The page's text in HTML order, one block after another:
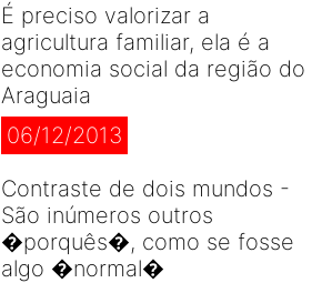
É preciso valorizar a
agricultura familiar, ela é a
economia social da região do
Araguaia
06/12/2013
Contraste de dois mundos -
São inúmeros outros
�porquês�, como se fosse
algo �normal�